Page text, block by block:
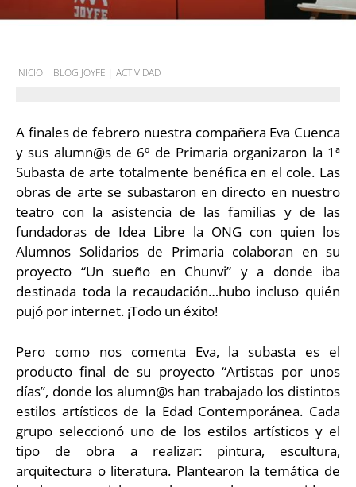
INICIO BLOG JOYFE ACTIVIDAD
A finales de febrero nuestra compañera Eva Cuenca
y sus alumn@s de 6º de Primaria organizaron la 1ª
Subasta de arte totalmente benéfica en el cole. Las
obras de arte se subastaron en directo en nuestro
teatro con la asistencia de las familias y de las
fundadoras de Idea Libre la ONG con quien los
Alumnos Solidarios de Primaria colaboran en su
proyecto “Un sueño en Chunvi” y a donde iba
destinada toda la recaudación…hubo incluso quién
pujó por internet. ¡Todo un éxito!
Pero como nos comenta Eva, la subasta es el
producto final de su proyecto “Artistas por unos
días”, donde los alumn@s han trabajado los distintos
estilos artísticos de la Edad Contemporánea. Cada
grupo seleccionó uno de los estilos artísticos y el
tipo de obra a realizar: pintura, escultura,
arquitectura o literatura. Plantearon la temática de